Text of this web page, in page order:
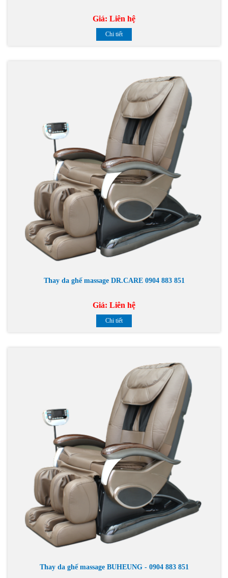
Giá: Liên hệ
Chi tiết
Thay da ghế massage DR.CARE 0904 883 851
Giá: Liên hệ
Chi tiết
Thay da ghế massage BUHEUNG - 0904 883 851